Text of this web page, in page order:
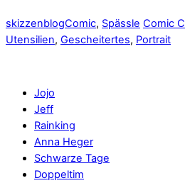
skizzenblogComic, Spässle Comic
Utensilien, Gescheitertes, Portrait
Jojo
Jeff
Rainking
Anna Heger
Schwarze Tage
Doppeltim